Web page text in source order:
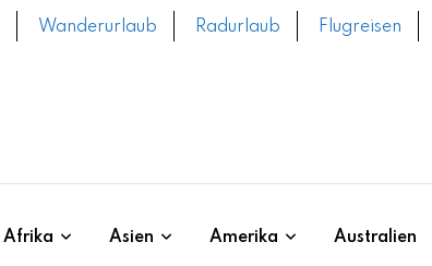
Wanderurlaub Radurlaub
Flugreisen
Afrika Asien Amerika Australien